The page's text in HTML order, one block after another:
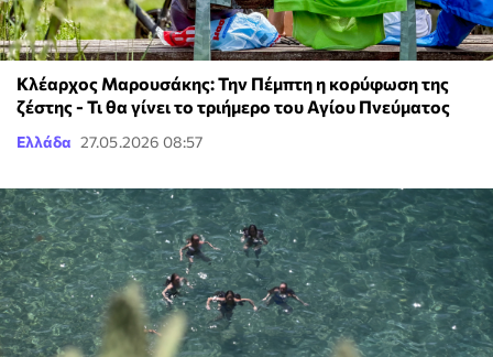
Κλέαρχος Μαρουσάκης: Την Πέμπτη η κορύφωση της
ζέστης - Τι θα γίνει το τριήμερο του Αγίου Πνεύματος
Ελλάδα 27.05.2026 08:57